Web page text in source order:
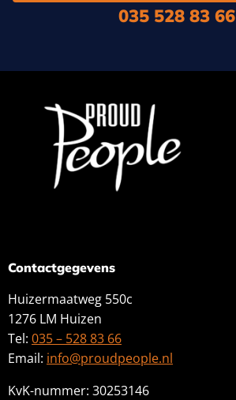
035 528 83 66
Contactgegevens
Huizermaatweg 550c
1276 LM Huizen
Tel: 035 – 528 83 66
Email: info@proudpeople.nl
KvK-nummer: 30253146